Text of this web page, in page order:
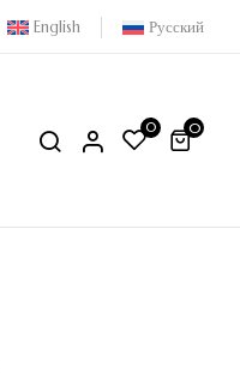
English Русский
0 0